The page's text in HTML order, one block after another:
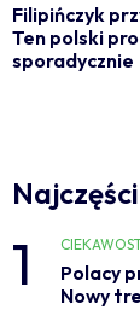
Filipińczyk
Ten polski
sporadycznie
1
Polacy
Nowy